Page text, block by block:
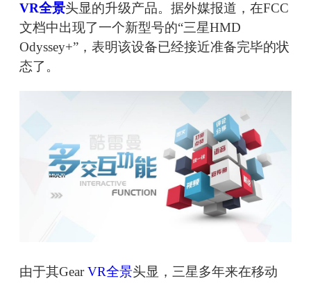
VR全景头显的升级产品。据外媒报道，在FCC
文档中出现了一个新型号的“三星HMD
Odyssey+”，表明该设备已经接近准备完毕的状
态了。
由于其GearVR全景头显，三星多年来在移动